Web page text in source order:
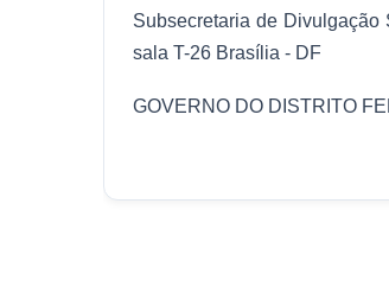
Subsecretaria de
sala T-26 Brasília - DF
GOVERNO DO DISTRITO